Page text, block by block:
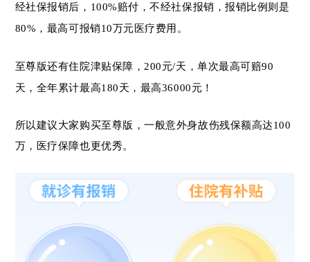
经社保报销后，100%赔付，不经社保报销，报销比例则是
80%，最高可报销10万元医疗费用。
至尊版还有住院津贴保障，200元/天，单次最高可赔90
天，全年累计最高180天，最高36000元！
所以建议大家购买至尊版，一般意外身故伤残保额高达100
万，医疗保障也更优秀。